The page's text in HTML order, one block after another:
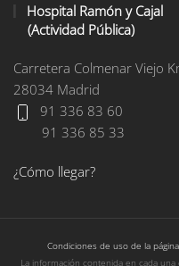
Hospital Ramón y Cajal
(Actividad Pública)
Carretera Colmenar Viejo
28034 Madrid
91 336 83 60
91 336 85 33
¿Cómo llegar?
Condiciones de uso de la página
La información contenida en cada